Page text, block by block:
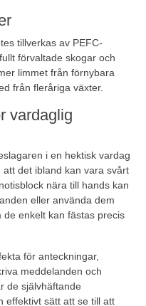
tillverkas av PEFC-
förvaltade skogar och
limmet från förnybara
från fleråriga växter.
vardaglig
i en hektisk vardag
det ibland kan vara svårt
nära till hands kan
eller använda dem
enkelt kan fästas precis
för anteckningar,
meddelanden och
de självhäftande
effektivt sätt att se till att